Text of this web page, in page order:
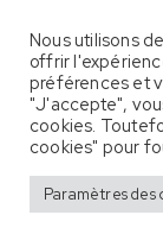
vague
Accueil
Nous utilisons
offrir
préférences et
"J'accepte",
cookies.
cookies" pour
Paramètres des